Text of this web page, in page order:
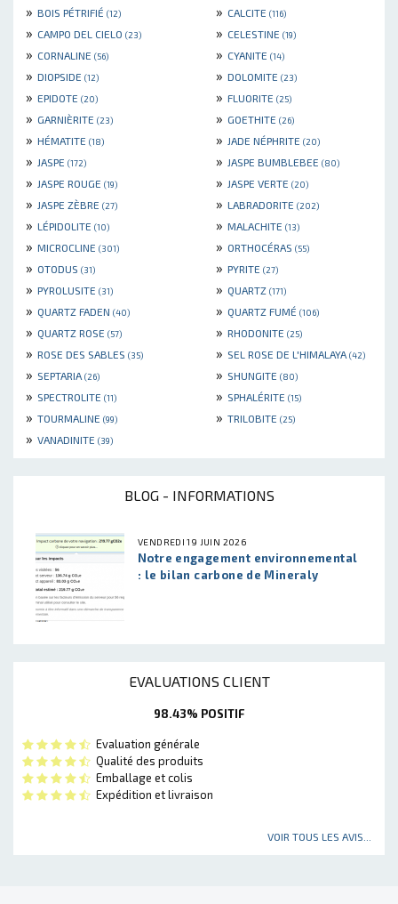
» BOIS PÉTRIFIÉ (12) » CALCITE (116)
» CAMPO DEL CIELO (23) » CELESTINE (19)
» CORNALINE (56) » CYANITE (14)
» DIOPSIDE (12) » DOLOMITE (23)
» EPIDOTE (20) » FLUORITE (25)
» GARNIÈRITE (23) » GOETHITE (26)
» HÉMATITE (18) » JADE NÉPHRITE (20)
» JASPE (172) » JASPE BUMBLEBEE (80)
» JASPE ROUGE (19) » JASPE VERTE (20)
» JASPE ZÈBRE (27) » LABRADORITE (202)
» LÉPIDOLITE (10) » MALACHITE (13)
» MICROCLINE (301) » ORTHOCÉRAS (55)
» OTODUS (31) » PYRITE (27)
» PYROLUSITE (31) » QUARTZ (171)
» QUARTZ FADEN (40) » QUARTZ FUMÉ (106)
» QUARTZ ROSE (57) » RHODONITE (25)
» ROSE DES SABLES (35) » SEL ROSE DE L'HIMALAYA (42)
» SEPTARIA (26) » SHUNGITE (80)
» SPECTROLITE (11) » SPHALÉRITE (15)
» TOURMALINE (99) » TRILOBITE (25)
» VANADINITE (39)
BLOG - INFORMATIONS
VENDREDI 19 JUIN 2026
Notre engagement environnemental
: le bilan carbone de Mineraly
EVALUATIONS CLIENT
98.43% POSITIF
Evaluation générale
Qualité des produits
Emballage et colis
Expédition et livraison
VOIR TOUS LES AVIS...